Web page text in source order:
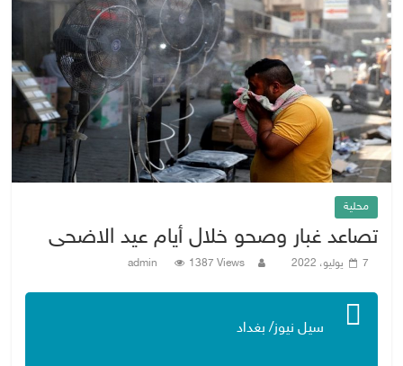
محلية
تصاعد غبار وصحو خلال أيام عيد الاضحى
7 يوليو، 2022 admin 1387 Views
سيل نيوز/ بغداد